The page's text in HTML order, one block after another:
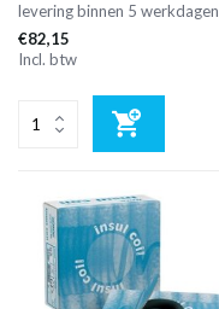
levering binnen 5 werkdagen
€82,15
Incl. btw